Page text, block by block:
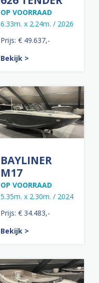
OP VOORRAAD
6.33m. x 2.24m. / 2026
Prijs: € 49.637,-
Bekijk >
BAYLINER
M17
OP VOORRAAD
5.35m. x 2.30m. / 2024
Prijs: € 34.483,-
Bekijk >